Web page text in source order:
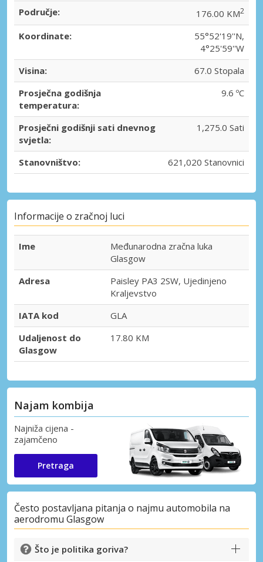
Područje: 176.00 KM2
Koordinate:
55°52'19''N,
4°25'59''W
Visina:
67.0 Stopala
Prosječna godišnja
temperatura:
9.6 ºC
Prosječni godišnji sati dnevnog
svjetla:
1,275.0 Sati
Stanovništvo: 621,020 Stanovnici
Informacije o zračnoj luci
Ime
Međunarodna zračna luka
Glasgow
Adresa
Paisley PA3 2SW, Ujedinjeno
Kraljevstvo
IATA kod
GLA
Udaljenost do
Glasgow
17.80 KM
Najam kombija
Najniža cijena -
zajamčeno
Pretraga
Često postavljana pitanja o najmu automobila na
aerodromu Glasgow
Što je politika goriva?